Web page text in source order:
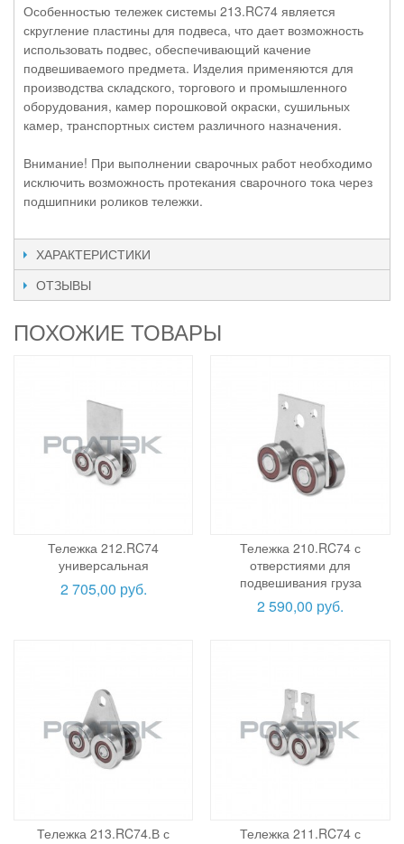
Особенностью тележек системы 213.RC74 является
скругление пластины для подвеса, что дает возможность
использовать подвес, обеспечивающий качение
подвешиваемого предмета. Изделия применяются для
производства складского, торгового и промышленного
оборудования, камер порошковой окраски, сушильных
камер, транспортных систем различного назначения.
Внимание! При выполнении сварочных работ необходимо
исключить возможность протекания сварочного тока через
подшипники роликов тележки.
ХАРАКТЕРИСТИКИ
ОТЗЫВЫ
ПОХОЖИЕ ТОВАРЫ
Тележка 212.RC74
универсальная
2 705,00 руб.
Тележка 210.RC74 с
отверстиями для
подвешивания груза
2 590,00 руб.
Тележка 213.RC74.В с
Тележка 211.RC74 с